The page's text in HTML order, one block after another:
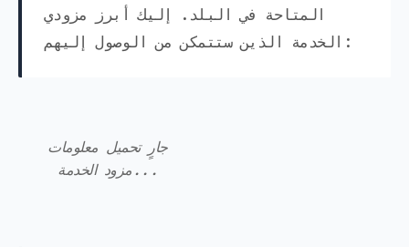
المتاحة في البلد. إليك أبرز مزودي
الخدمة الذين ستتمكن من الوصول إليهم:
جارٍ تحميل معلومات
مزود الخدمة...